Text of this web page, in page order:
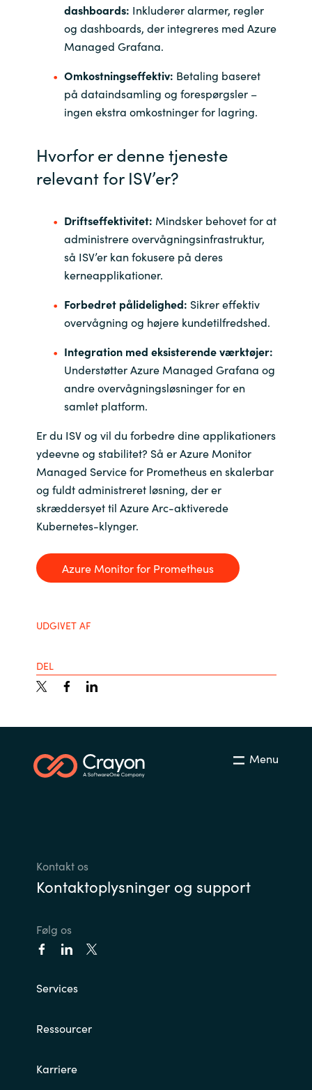
Portugal
Qatar
Romania
Serbia
Slovenia
Spain
Sri Lanka
Sweden
Switzerland
Ukraine
United Kingdom
United States
dashboards: Inkluderer alarmer, regler
og dashboards, der integreres med Azure
Managed Grafana.
Omkostningseffektiv: Betaling baseret
på dataindsamling og forespørgsler –
ingen ekstra omkostninger for lagring.
Hvorfor er denne tjeneste
relevant for ISV’er?
Driftseffektivitet: Mindsker behovet for at
administrere overvågningsinfrastruktur,
så ISV’er kan fokusere på deres
kerneapplikationer.
Forbedret pålidelighed: Sikrer effektiv
overvågning og højere kundetilfredshed.
Integration med eksisterende værktøjer:
Understøtter Azure Managed Grafana og
andre overvågningsløsninger for en
samlet platform.
Er du ISV og vil du forbedre dine applikationers
ydeevne og stabilitet? Så er Azure Monitor
Managed Service for Prometheus en skalerbar
og fuldt administreret løsning, der er
skræddersyet til Azure Arc-aktiverede
Kubernetes-klynger.
Azure Monitor for Prometheus
UDGIVET AF
DEL
Menu
Kontakt os
Kontaktoplysninger og support
Følg os
Services
Ressourcer
Karriere